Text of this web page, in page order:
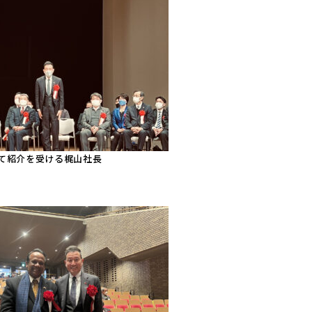
紹介を受ける梶山社長